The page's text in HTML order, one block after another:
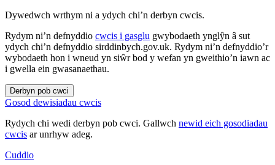
Dywedwch wrthym ni a ydych chi’n derbyn cwcis.
Rydym ni’n defnyddio cwcis i gasglu gwybodaeth ynglŷn â sut
ydych chi’n defnyddio sirddinbych.gov.uk. Rydym ni’n defnyddio’r
wybodaeth hon i wneud yn siŵr bod y wefan yn gweithio’n iawn ac
i gwella ein gwasanaethau.
Derbyn pob cwci
Gosod dewisiadau cwcis
Rydych chi wedi derbyn pob cwci. Gallwch newid eich gosodiadau
cwcis ar unrhyw adeg.
Cuddio